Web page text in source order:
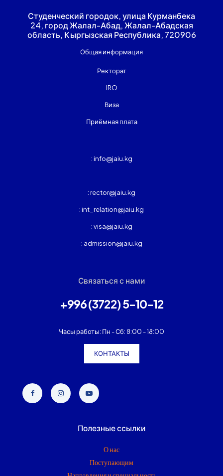
Студенческий городок, улица Курманбека
24, город Жалал-Абад, Жалал-Абадская
область, Кыргызская Республика, 720906
Общая информация
Ректорат
IRO
Виза
Приёмная плата
: info@jaiu.kg
: rector@jaiu.kg
: int_relation@jaiu.kg
: visa@jaiu.kg
: admission@jaiu.kg
Связаться с нами
+996 (3722) 5-10-12
Часы работы: Пн - Сб: 8:00 - 18:00
КОНТАКТЫ
Полезные ссылки
О нас
Поступающим